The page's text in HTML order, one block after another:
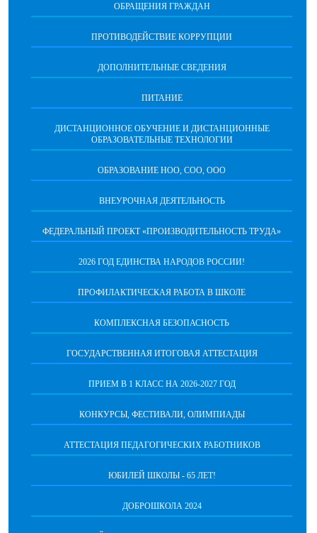
ОБРАЩЕНИЯ ГРАЖДАН
ПРОТИВОДЕЙСТВИЕ КОРРУПЦИИ
ДОПОЛНИТЕЛЬНЫЕ СВЕДЕНИЯ
ПИТАНИЕ
ДИСТАНЦИОННОЕ ОБУЧЕНИЕ И ДИСТАНЦИОННЫЕ
ОБРАЗОВАТЕЛЬНЫЕ ТЕХНОЛОГИИ
ОБРАЗОВАНИЕ НОО, СОО, ООО
ВНЕУРОЧНАЯ ДЕЯТЕЛЬНОСТЬ
ФЕДЕРАЛЬНЫЙ ПРОЕКТ «ПРОИЗВОДИТЕЛЬНОСТЬ ТРУДА»
2026 ГОД ЕДИНСТВА НАРОДОВ РОССИИ!
ПРОФИЛАКТИЧЕСКАЯ РАБОТА В ШКОЛЕ
КОМПЛЕКСНАЯ БЕЗОПАСНОСТЬ
ГОСУДАРСТВЕННАЯ ИТОГОВАЯ АТТЕСТАЦИЯ
ПРИЕМ В 1 КЛАСС НА 2026-2027 ГОД
КОНКУРСЫ, ФЕСТИВАЛИ, ОЛИМПИАДЫ
АТТЕСТАЦИЯ ПЕДАГОГИЧЕСКИХ РАБОТНИКОВ
ЮБИЛЕЙ ШКОЛЫ - 65 ЛЕТ!
ДОБРОШКОЛА 2024